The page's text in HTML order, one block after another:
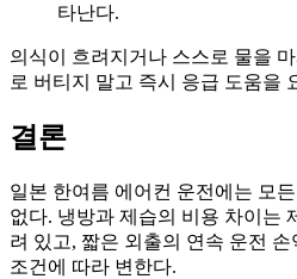
타난다.
의식이 흐려지거나 스스로 물을
로 버티지 말고 즉시 응급 도움을
결론
일본 한여름 에어컨 운전에는 모
없다. 냉방과 제습의 비용 차이는
려 있고, 짧은 외출의 연속 운전 손
조건에 따라 변한다.